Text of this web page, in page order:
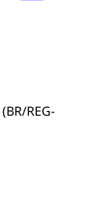
(BR/REG-